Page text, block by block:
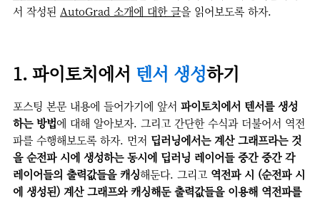
서 작성된 AutoGrad 소개에 대한 글을 읽어보도록 하자.
1. 파이토치에서 텐서 생성하기
포스팅 본문 내용에 들어가기에 앞서 파이토치에서 텐서를 생성
하는 방법에 대해 알아보자. 그리고 간단한 수식과 더불어서 역전
파를 수행해보도록 하자. 먼저 딥러닝에서는 계산 그래프라는 것
을 순전파 시에 생성하는 동시에 딥러닝 레이어들 중간 중간 각
레이어들의 출력값들을 캐싱해둔다. 그리고 역전파 시 (순전파 시
에 생성된) 계산 그래프와 캐싱해둔 출력값들을 이용해 역전파를